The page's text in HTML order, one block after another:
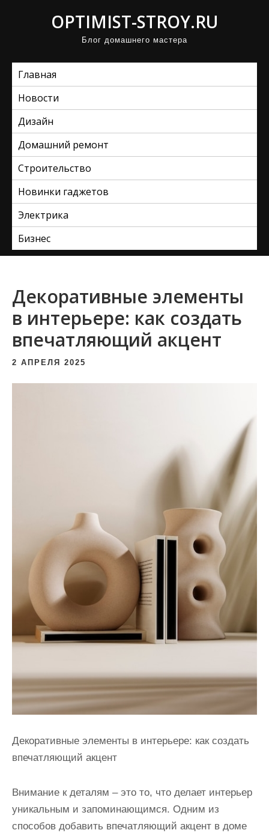
OPTIMIST-STROY.RU
Блог домашнего мастера
Главная
Новости
Дизайн
Домашний ремонт
Строительство
Новинки гаджетов
Электрика
Бизнес
Декоративные элементы
в интерьере: как создать
впечатляющий акцент
2 АПРЕЛЯ 2025
Декоративные элементы в интерьере: как создать
впечатляющий акцент
Внимание к деталям – это то, что делает интерьер
уникальным и запоминающимся. Одним из
способов добавить впечатляющий акцент в доме